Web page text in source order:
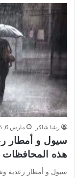
رشا شاكر مارس 6, 2025
سيول و أمطار
هذه المحافظات
سيول و أمطار رعدية